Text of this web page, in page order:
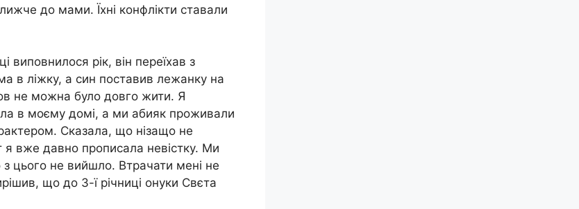
до мами. Їхні конфлікти ставали
виповнилося рік, він переїхав з
в ліжку, а син поставив лежанку на
не можна було довго жити. Я
в моєму домі, а ми абияк проживали
Сказала, що нізащо не
вже давно прописала невістку. Ми
цього не вийшло. Втрачати мені не
що до 3-ї річниці онуки Свєта